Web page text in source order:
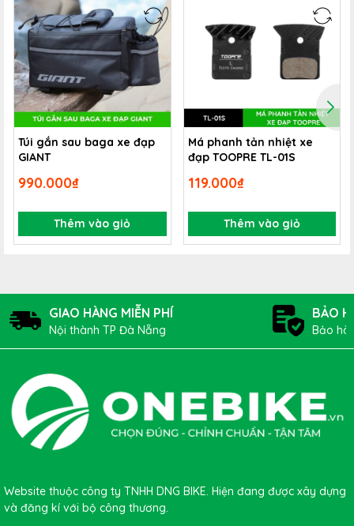
Túi gắn sau baga xe đạp
GIANT
990.000₫
Thêm vào giỏ
Má phanh tản nhiệt xe
đạp TOOPRE TL-01S
119.000₫
Thêm vào giỏ
GIAO HÀNG MIỄN PHÍ
Nội thành TP Đà Nẵng
BẢO
Bảo
Website thuộc công ty TNHH DNG BIKE. Hiện đang được xây dựng
và đăng kí với bộ công thương.